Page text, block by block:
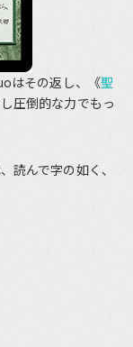
はその返し、《聖
圧倒的な力でもっ
読んで字の如く、